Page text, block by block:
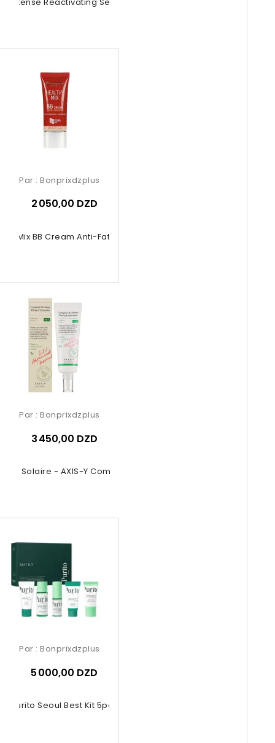
Intense Reactivating Serum 30ml
Mix BB Cream Anti-Fatigue 01...
Par : Bonprixdzplus
2 050,00 DZD
Solaire - AXIS-Y Complete...
Par : Bonprixdzplus
3 450,00 DZD
Purito Seoul Best Kit 5pcs
Par : Bonprixdzplus
5 000,00 DZD